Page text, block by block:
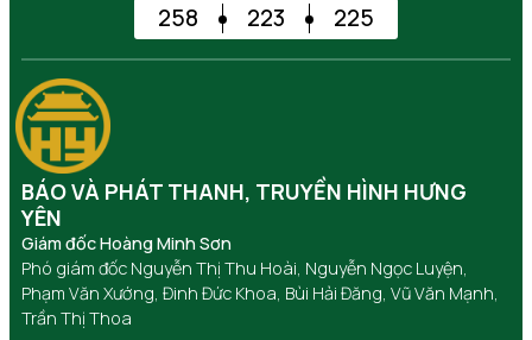
258 223 225
BÁO VÀ PHÁT THANH, TRUYỀN HÌNH HƯNG
YÊN
Giám đốc Hoàng Minh Sơn
Phó giám đốc Nguyễn Thị Thu Hoài, Nguyễn Ngọc Luyện,
Phạm Văn Xướng, Đinh Đức Khoa, Bùi Hải Đăng, Vũ Văn Mạnh,
Trần Thị Thoa